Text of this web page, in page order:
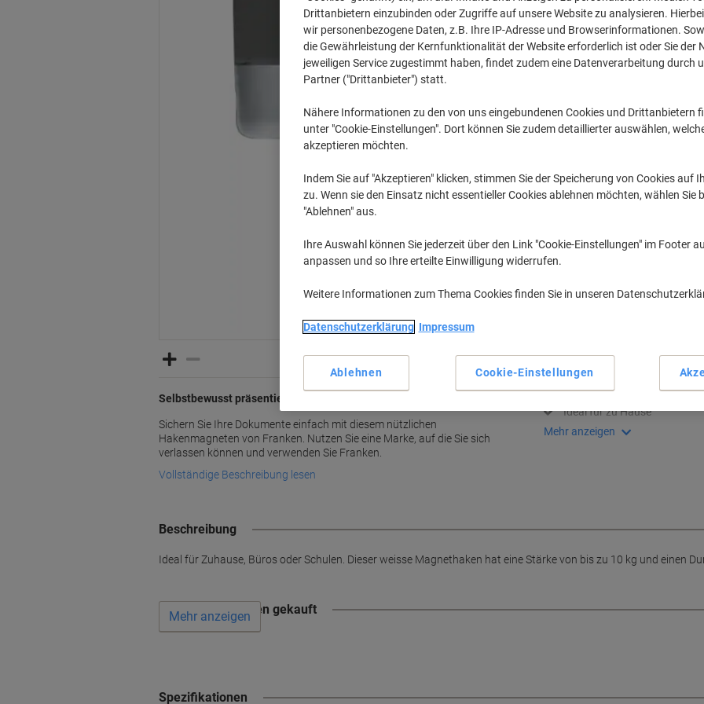
Selbstbewusst präsentieren mit erstaunlichen Zubehörteilen
Sichern Sie Ihre Dokumente einfach mit diesem nützlichen
Hakenmagneten von Franken. Nutzen Sie eine Marke, auf die Sie sich
verlassen können und verwenden Sie Franken.
Vollständige Beschreibung lesen
CHF 2.75 pro Stück
Ab 3 Stück
CHF 2.97 inkl. MwSt
2Stück CHF 3.15 -
Aktuell verfügbar Lieferung 2-3
Kompakt mit 3,7 x 3,7 cm
Vielseitig für Büro und Schule
Ideal für zu Hause
Mehr anzeigen
Beschreibung
Ideal für Zuhause, Büros oder Schulen. Dieser weisse Magnethaken hat eine Stärke von bis zu 10 kg und einen
Wird oft zusammen gekauft
Mehr anzeigen
Spezifikationen
Drittanbietern einzubinden oder Zugriffe auf unsere Website zu analysieren.
wir personenbezogene Daten, z.B. Ihre IP-Adresse und Browserinformationen.
die Gewährleistung der Kernfunktionalität der Website erforderlich ist oder Sie der
jeweiligen Service zugestimmt haben, findet zudem eine Datenverarbeitung durch
Partner ("Drittanbieter") statt.
Nähere Informationen zu den von uns eingebundenen Cookies und Drittanbietern
unter "Cookie-Einstellungen". Dort können Sie zudem detaillierter auswählen,
akzeptieren möchten.
Indem Sie auf "Akzeptieren" klicken, stimmen Sie der Speicherung von Cookies auf
zu. Wenn sie den Einsatz nicht essentieller Cookies ablehnen möchten, wählen Sie
"Ablehnen" aus.
Ihre Auswahl können Sie jederzeit über den Link "Cookie-Einstellungen" im Footer
anpassen und so Ihre erteilte Einwilligung widerrufen.
Weitere Informationen zum Thema Cookies finden Sie in unseren
Datenschutzerklärung Impressum
Cookie-Einstellungen
Ablehnen